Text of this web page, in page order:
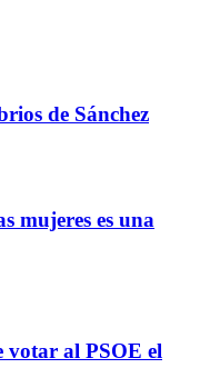
de Sánchez
mujeres es una
votar al PSOE el